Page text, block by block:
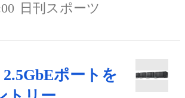
日刊スポーツ
2.5GbEポートを